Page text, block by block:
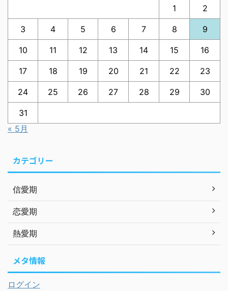
1 2
3 4 5 6 7 8 9
10 11 12 13 14 15 16
17 18 19 20 21 22 23
24 25 26 27 28 29 30
31
« 5月
カテゴリー
信愛期
恋愛期
熱愛期
メタ情報
ログイン